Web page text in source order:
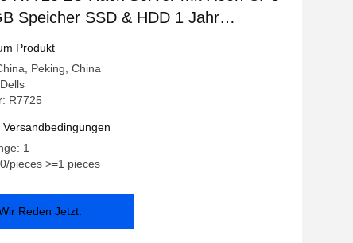
Speicher SSD & HDD 1 Jahr
Produkt
Peking, China
R7725
1
pieces >=1 pieces
Reden Jetzt.